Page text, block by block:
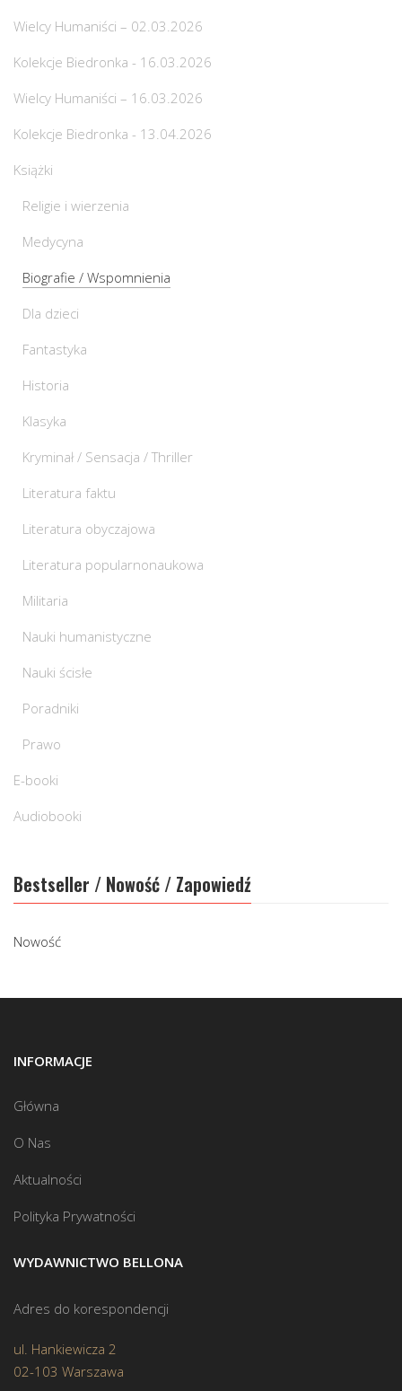
Wielcy Humaniści – 02.03.2026
Kolekcje Biedronka - 16.03.2026
Wielcy Humaniści – 16.03.2026
Kolekcje Biedronka - 13.04.2026
Książki
Religie i wierzenia
Medycyna
Biografie / Wspomnienia
Dla dzieci
Fantastyka
Historia
Klasyka
Kryminał / Sensacja / Thriller
Literatura faktu
Literatura obyczajowa
Literatura popularnonaukowa
Militaria
Nauki humanistyczne
Nauki ścisłe
Poradniki
Prawo
E-booki
Audiobooki
Bestseller / Nowość / Zapowiedź
Nowość
INFORMACJE
Główna
O Nas
Aktualności
Polityka Prywatności
WYDAWNICTWO BELLONA
Adres do korespondencji
ul. Hankiewicza 2
02-103 Warszawa